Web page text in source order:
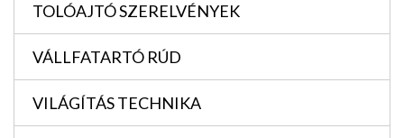
TOLÓAJTÓ SZERELVÉNYEK
VÁLLFATARTÓ RÚD
VILÁGÍTÁS TECHNIKA